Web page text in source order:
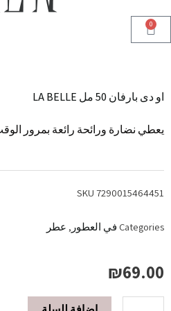
0
Cart
او دى بارفان 50 مل LA BELLE
يعطي نضارة ورائحة رائعة بمرور
SKU 7290015464451
Categories في العطور , عطر
₪69.00